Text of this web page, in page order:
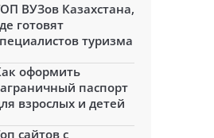
ВУЗов Казахстана,
готовят
туризма
оформить
паспорт
взрослых и детей
сайтов с